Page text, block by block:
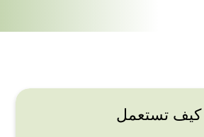
كيف تستعمل